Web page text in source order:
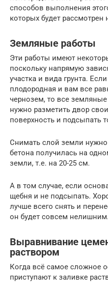
способов выполнения
которых будет рассмотрен
Земляные работы
Эти работы имеют
поскольку напрямую
участка и вида грунта.
плодородная и вам все
чернозем, то все
нужно разметить двор
поверхность и подсыпать
Снимать слой земли нужно
бетона получилась на
земли, т.е. на 20-25 см.
А в том случае, если
щебня и не подсыпать.
лучше всего снять и
он будет совсем нелишним.
Выравнивание
раствором
Когда всё самое сложное
приступают к заливке